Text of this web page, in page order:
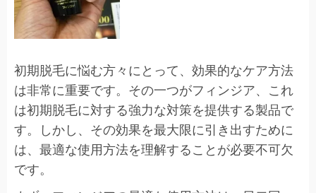
初期脱毛に悩む方々にとって、効果的なケア方法
は非常に重要です。その一つがフィンジア、これ
は初期脱毛に対する強力な対策を提供する製品で
す。しかし、その効果を最大限に引き出すために
は、最適な使用方法を理解することが必要不可欠
です。